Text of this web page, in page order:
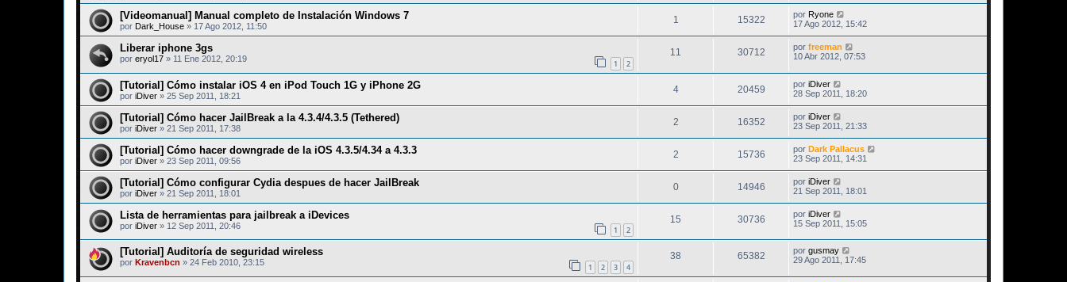
[Videomanual] Manual completo de Instalación Windows 7
por Dark_House » 17 Ago 2012, 11:50
1 15322 por Ryone
17 Ago 2012, 15:42
Liberar iphone 3gs
por eryol17 » 11 Ene 2012, 20:19 1 2
11 30712 por freeman
10 Abr 2012, 07:53
[Tutorial] Cómo instalar iOS 4 en iPod Touch 1G y iPhone 2G
por iDiver » 25 Sep 2011, 18:21
4 20459 por iDiver
28 Sep 2011, 18:20
[Tutorial] Cómo hacer JailBreak a la 4.3.4/4.3.5 (Tethered)
por iDiver » 21 Sep 2011, 17:38
2 16352 por iDiver
23 Sep 2011, 21:33
[Tutorial] Cómo hacer downgrade de la iOS 4.3.5/4.34 a 4.3.3
por iDiver » 23 Sep 2011, 09:56
2 15736 por Dark Pallacus
23 Sep 2011, 14:31
[Tutorial] Cómo configurar Cydia despues de hacer JailBreak
por iDiver » 21 Sep 2011, 18:01
0 14946 por iDiver
21 Sep 2011, 18:01
Lista de herramientas para jailbreak a iDevices
por iDiver » 12 Sep 2011, 20:46 1 2
15 30736 por iDiver
15 Sep 2011, 15:05
[Tutorial] Auditoría de seguridad wireless
por Kravenbcn » 24 Feb 2010, 23:15 1 2 3 4
38 65382 por gusmay
29 Ago 2011, 17:45